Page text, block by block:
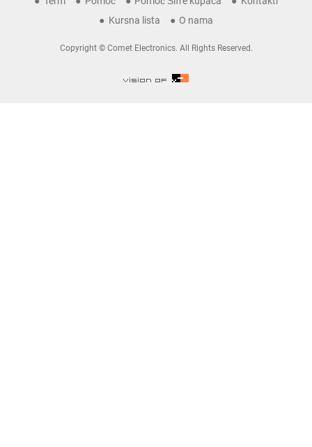
Kursna lista
O nama
Copyright © Comet Electronics. All Rights Reserved.